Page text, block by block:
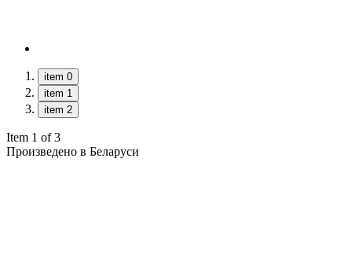
item 0
item 1
item 2
Item 1 of 3
Произведено в Беларуси